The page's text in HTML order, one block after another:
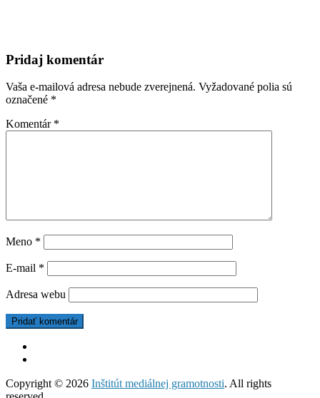
Pridaj komentár
Vaša e-mailová adresa nebude zverejnená. Vyžadované polia sú
označené *
Komentár *
Meno *
E-mail *
Adresa webu
Copyright © 2026 Inštitút mediálnej gramotnosti. All rights